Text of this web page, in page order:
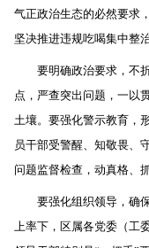
气正政治生态的必然要求
坚决推进违规吃喝集中整治
要明确政治要求，不
点，严查突出问题，一以
土壤。要强化警示教育，
员干部受警醒、知敬畏、
问题监督检查，动真格、
要强化组织领导，确
上率下，区属各党委（工